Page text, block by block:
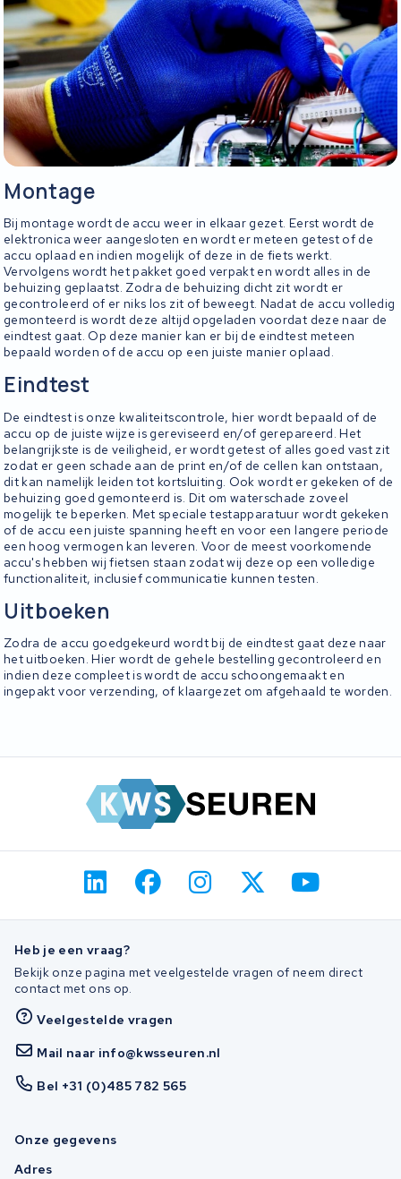
Montage
Bij montage wordt de accu weer in elkaar gezet. Eerst wordt de
elektronica weer aangesloten en wordt er meteen getest of de
accu oplaad en indien mogelijk of deze in de fiets werkt.
Vervolgens wordt het pakket goed verpakt en wordt alles in de
behuizing geplaatst. Zodra de behuizing dicht zit wordt er
gecontroleerd of er niks los zit of beweegt. Nadat de accu volledig
gemonteerd is wordt deze altijd opgeladen voordat deze naar de
eindtest gaat. Op deze manier kan er bij de eindtest meteen
bepaald worden of de accu op een juiste manier oplaad.
Eindtest
De eindtest is onze kwaliteitscontrole, hier wordt bepaald of de
accu op de juiste wijze is gereviseerd en/of gerepareerd. Het
belangrijkste is de veiligheid, er wordt getest of alles goed vast zit
zodat er geen schade aan de print en/of de cellen kan ontstaan,
dit kan namelijk leiden tot kortsluiting. Ook wordt er gekeken of de
behuizing goed gemonteerd is. Dit om waterschade zoveel
mogelijk te beperken. Met speciale testapparatuur wordt gekeken
of de accu een juiste spanning heeft en voor een langere periode
een hoog vermogen kan leveren. Voor de meest voorkomende
accu's hebben wij fietsen staan zodat wij deze op een volledige
functionaliteit, inclusief communicatie kunnen testen.
Uitboeken
Zodra de accu goedgekeurd wordt bij de eindtest gaat deze naar
het uitboeken. Hier wordt de gehele bestelling gecontroleerd en
indien deze compleet is wordt de accu schoongemaakt en
ingepakt voor verzending, of klaargezet om afgehaald te worden.
Heb je een vraag?
Bekijk onze pagina met veelgestelde vragen of neem direct
contact met ons op.
Veelgestelde vragen
Mail naar info@kwsseuren.nl
Bel +31 (0)485 782 565
Onze gegevens
Adres